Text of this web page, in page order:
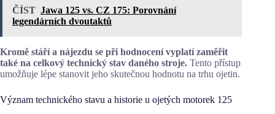
ČÍST Jawa 125 vs. CZ 175: Porovnání
legendárních dvoutaktů
Kromě stáří a nájezdu se při hodnocení vyplatí zaměřit
také na celkový technický stav daného stroje. Tento přístup
umožňuje lépe stanovit jeho skutečnou hodnotu na trhu ojetin.
Význam technického stavu a historie u ojetých motorek 125